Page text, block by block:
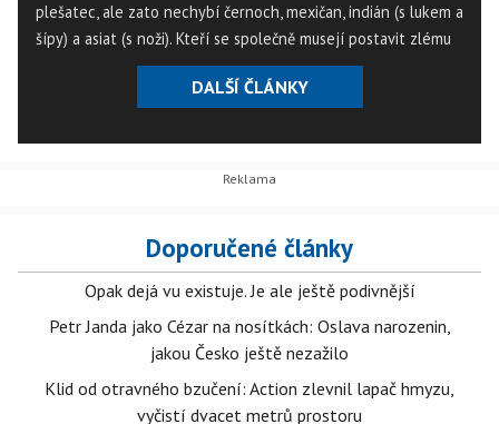
plešatec, ale zato nechybí černoch, mexičan, indián (s lukem a
šípy) a asiat (s noži). Kteří se společně musejí postavit zlému
čistokrevnému bělochovi.
DALŠÍ ČLÁNKY
Doporučené články
Opak dejá vu existuje. Je ale ještě podivnější
Petr Janda jako Cézar na nosítkách: Oslava narozenin,
jakou Česko ještě nezažilo
Klid od otravného bzučení: Action zlevnil lapač hmyzu,
vyčistí dvacet metrů prostoru